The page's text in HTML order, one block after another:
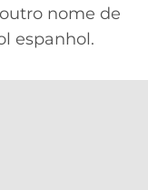
nome de
espanhol.